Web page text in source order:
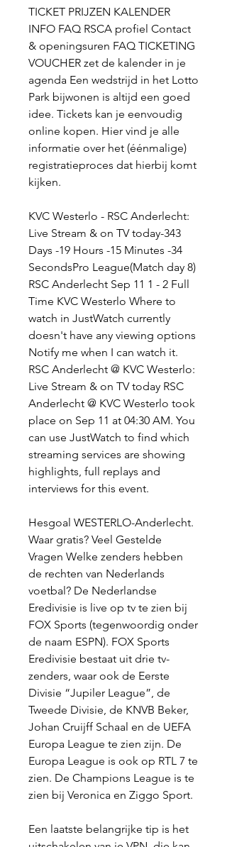
TICKET PRIJZEN KALENDER
INFO FAQ RSCA profiel Contact
& openingsuren FAQ TICKETING
VOUCHER zet de kalender in je
agenda Een wedstrijd in het Lotto
Park bijwonen is altijd een goed
idee. Tickets kan je eenvoudig
online kopen. Hier vind je alle
informatie over het (éénmalige)
registratieproces dat hierbij komt
kijken.
KVC Westerlo - RSC Anderlecht:
Live Stream & on TV today-343
Days -19 Hours -15 Minutes -34
SecondsPro League(Match day 8)
RSC Anderlecht Sep 11 1 - 2 Full
Time KVC Westerlo Where to
watch in JustWatch currently
doesn't have any viewing options
Notify me when I can watch it.
RSC Anderlecht @ KVC Westerlo:
Live Stream & on TV today RSC
Anderlecht @ KVC Westerlo took
place on Sep 11 at 04:30 AM. You
can use JustWatch to find which
streaming services are showing
highlights, full replays and
interviews for this event.
Hesgoal WESTERLO-Anderlecht.
Waar gratis? Veel Gestelde
Vragen Welke zenders hebben
de rechten van Nederlands
voetbal? De Nederlandse
Eredivisie is live op tv te zien bij
FOX Sports (tegenwoordig onder
de naam ESPN). FOX Sports
Eredivisie bestaat uit drie tv-
zenders, waar ook de Eerste
Divisie “Jupiler League”, de
Tweede Divisie, de KNVB Beker,
Johan Cruijff Schaal en de UEFA
Europa League te zien zijn. De
Europa League is ook op RTL 7 te
zien. De Champions League is te
zien bij Veronica en Ziggo Sport.
Een laatste belangrijke tip is het